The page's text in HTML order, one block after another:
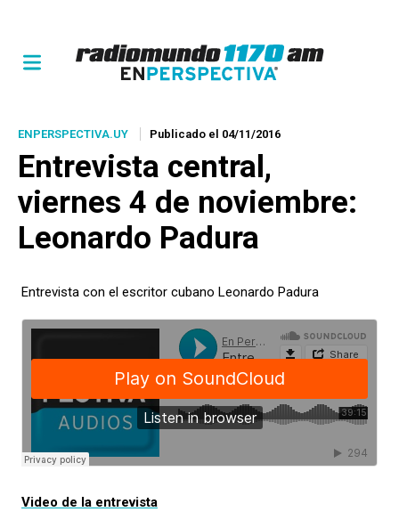
ENPERSPECTIVA.UY Publicado el 04/11/2016
Entrevista central,
viernes 4 de noviembre:
Leonardo Padura
Entrevista con el escritor cubano Leonardo Padura
Video de la entrevista